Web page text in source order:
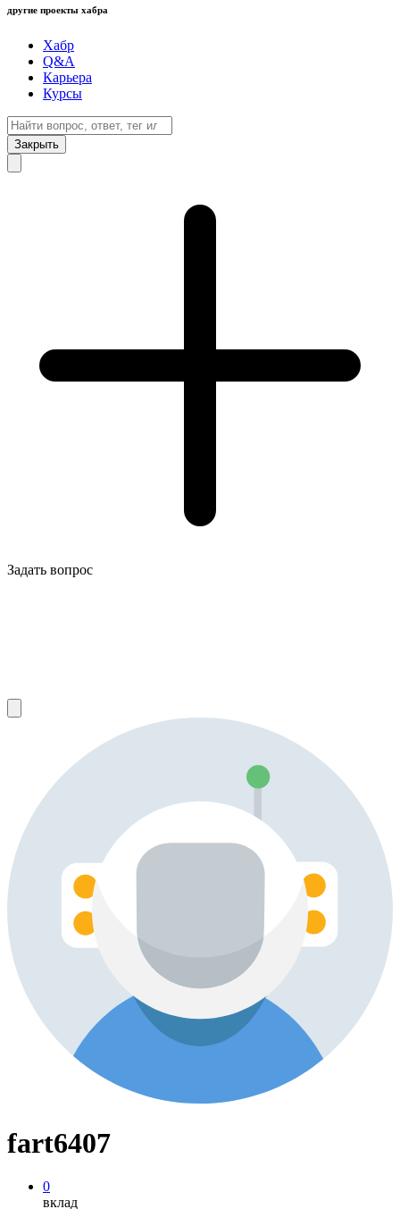
другие проекты хабра
Хабр
Q&A
Карьера
Курсы
Закрыть
Задать вопрос
fart6407
0
вклад